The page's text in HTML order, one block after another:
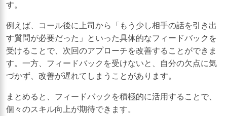
す。
例えば、コール後に上司から「もう少し相手の話を引き出
す質問が必要だった」といった具体的なフィードバックを
受けることで、次回のアプローチを改善することができま
す。一方、フィードバックを受けないと、自分の欠点に気
づかず、改善が遅れてしまうことがあります。
まとめると、フィードバックを積極的に活用することで、
個々のスキル向上が期待できます。